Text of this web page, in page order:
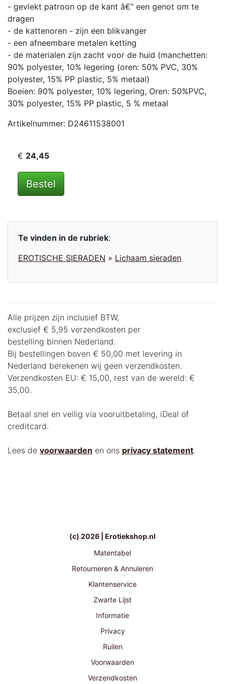
- gevlekt patroon op de kant â€“ een genot om te
dragen
- de kattenoren - zijn een blikvanger
- een afneembare metalen ketting
- de materialen zijn zacht voor de huid (manchetten:
90% polyester, 10% legering (oren: 50% PVC, 30%
polyester, 15% PP plastic, 5% metaal)
Boeien: 90% polyester, 10% legering, Oren: 50%PVC,
30% polyester, 15% PP plastic, 5 % metaal
Artikelnummer: D24611538001
€ 24,45
Bestel
Te vinden in de rubriek:
EROTISCHE SIERADEN » Lichaam sieraden
Alle prijzen zijn inclusief BTW,
exclusief € 5,95 verzendkosten per
bestelling binnen Nederland.
Bij bestellingen boven € 50,00 met levering in
Nederland berekenen wij geen verzendkosten.
Verzendkosten EU: € 15,00, rest van de wereld: €
35,00.
Betaal snel en veilig via vooruitbetaling, iDeal of
creditcard.
Lees de voorwaarden en ons privacy statement.
(c) 2026 | Erotiekshop.nl
Matentabel
Retourneren & Annuleren
Klantenservice
Zwarte Lijst
Informatie
Privacy
Ruilen
Voorwaarden
Verzendkosten